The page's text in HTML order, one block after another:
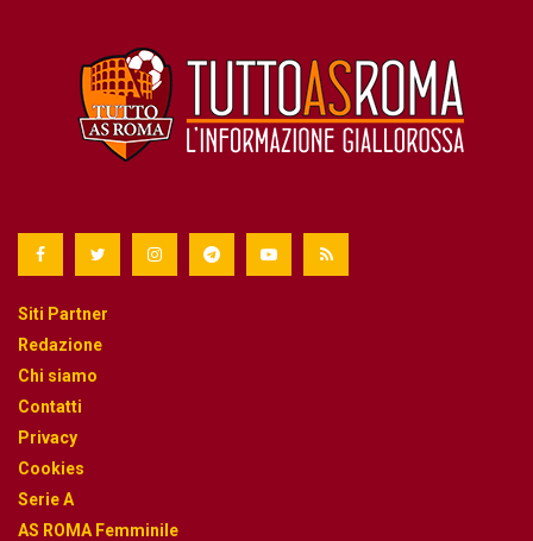
Siti Partner
Redazione
Chi siamo
Contatti
Privacy
Cookies
Serie A
AS ROMA Femminile